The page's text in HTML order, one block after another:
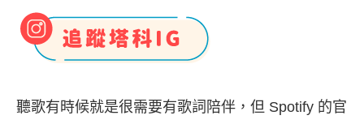
聽歌有時候就是很需要有歌詞陪伴，但 Spotify 的官